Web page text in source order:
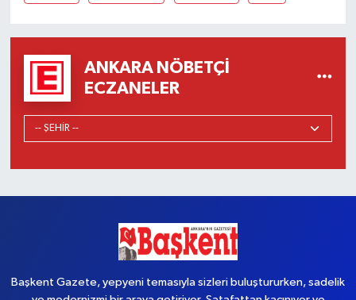
ANKARA NÖBETÇI
ECZANELER
Başkent Gazete, yepyeni temasıyla sizleri buluştururken, sadelik